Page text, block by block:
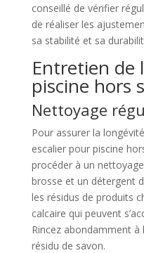
conseillé de vérifier
de réaliser les
sa stabilité et sa
Entretien de
piscine hors
Nettoyage
Pour assurer la
escalier pour piscine
procéder à un
brosse et un détergent
les résidus de produits
calcaire qui peuvent
Rincez abondamment à
résidu de savon.